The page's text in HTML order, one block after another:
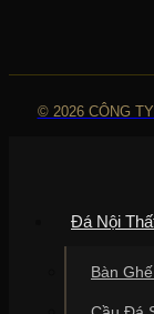
© 2026 CÔNG
Đá Nội
Bàn